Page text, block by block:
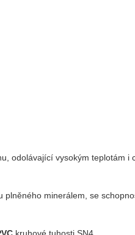
odolávající vysokým teplotám i
plněného minerálem, se